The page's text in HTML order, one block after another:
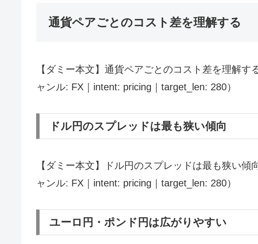
通貨ペアごとのコスト差を理解する
【ダミー本文】通貨ペアごとのコスト差を理解
ャンル: FX｜intent: pricing｜target_len: 280）
ドル円のスプレッドは最も狭い傾向
【ダミー本文】ドル円のスプレッドは最も狭い
ャンル: FX｜intent: pricing｜target_len: 280）
ユーロ円・ポンド円は広がりやすい